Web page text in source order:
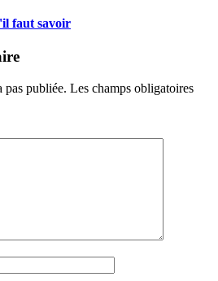
faut savoir
pas publiée. Les champs obligatoires